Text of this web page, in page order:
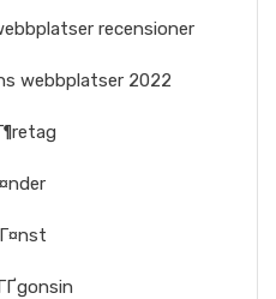
recensioner
webbplatser 2022